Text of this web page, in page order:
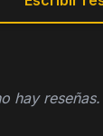
hay